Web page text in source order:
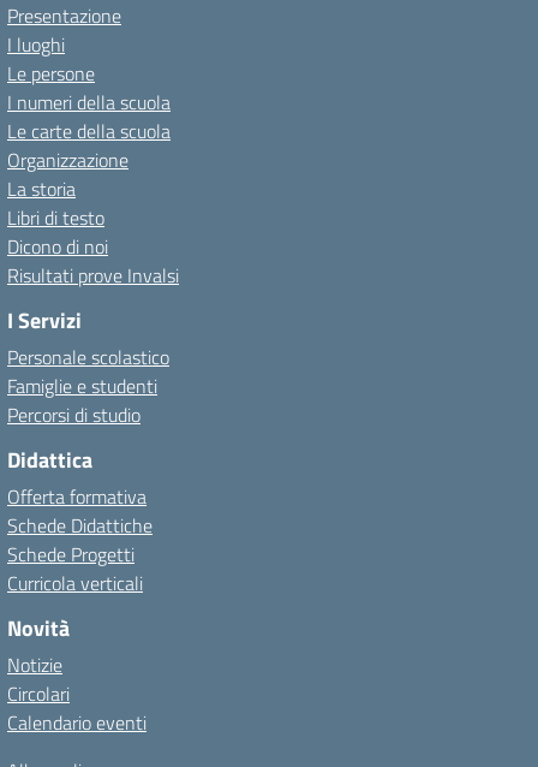
Presentazione
I luoghi
Le persone
I numeri della scuola
Le carte della scuola
Organizzazione
La storia
Libri di testo
Dicono di noi
Risultati prove Invalsi
I Servizi
Personale scolastico
Famiglie e studenti
Percorsi di studio
Didattica
Offerta formativa
Schede Didattiche
Schede Progetti
Curricola verticali
Novità
Notizie
Circolari
Calendario eventi